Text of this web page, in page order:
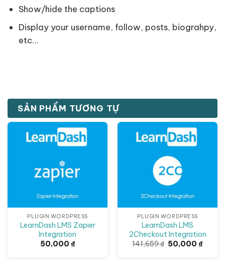
Show/hide the captions
Display your username, follow, posts, biograhpy,
etc…
SẢN PHẨM TƯƠNG TỰ
PLUGIN WORDPRESS
LearnDash LMS Zapier
Integration
50,000 ₫
PLUGIN WORDPRESS
LearnDash LMS
2Checkout Integration
141,659₫ Giá
gốc
50,000₫Giá